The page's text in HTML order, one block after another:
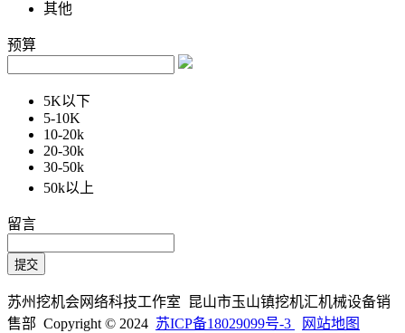
其他
预算
5K以下
5-10K
10-20k
20-30k
30-50k
50k以上
留言
苏州挖机会网络科技工作室 昆山市玉山镇挖机汇机械设备销
售部 Copyright © 2024 苏ICP备18029099号-3 网站地图